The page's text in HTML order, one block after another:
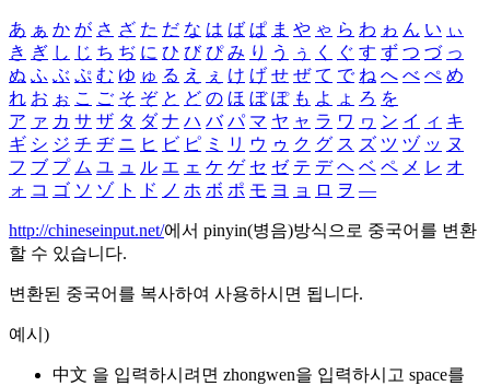
あ ぁ か が さ ざ た だ な は ば ぱ ま や ゃ ら わ ゎ ん い ぃ
き ぎ し じ ち ぢ に ひ び ぴ み り う ぅ く ぐ す ず つ づ っ
ぬ ふ ぶ ぷ む ゆ ゅ る え ぇ け げ せ ぜ て で ね へ べ ぺ め
れ お ぉ こ ご そ ぞ と ど の ほ ぼ ぽ も よ ょ ろ を
ア ァ カ サ ザ タ ダ ナ ハ バ パ マ ヤ ャ ラ ワ ヮ ン イ ィ キ
ギ シ ジ チ ヂ ニ ヒ ビ ピ ミ リ ウ ゥ ク グ ス ズ ツ ヅ ッ ヌ
フ ブ プ ム ユ ュ ル エ ェ ケ ゲ セ ゼ テ デ ヘ ベ ペ メ レ オ
ォ コ ゴ ソ ゾ ト ド ノ ホ ボ ポ モ ヨ ョ ロ ヲ ―
http://chineseinput.net/에서 pinyin(병음)방식으로 중국어를 변환
할 수 있습니다.
변환된 중국어를 복사하여 사용하시면 됩니다.
예시)
中文 을 입력하시려면 zhongwen을 입력하시고 space를